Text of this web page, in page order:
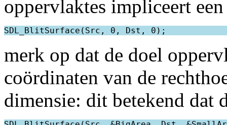
oppervlaktes impliceert
merk op dat de doel
coördinaten van de
dimensie: dit betekend dat